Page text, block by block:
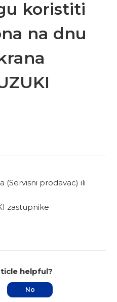
koristiti
na dnu
(Servisni prodavac) ili
zastupnike
helpful?
No